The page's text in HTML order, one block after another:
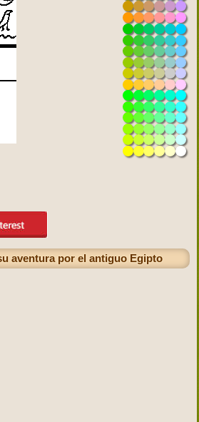
aventura por el antiguo Egipto